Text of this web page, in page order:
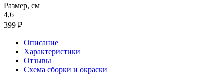
Размер, см
4,6
399 ₽
Описание
Характеристики
Отзывы
Схема сборки и окраски